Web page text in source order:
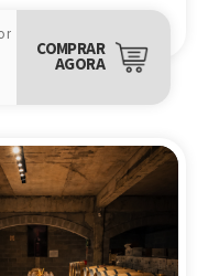
COMPRAR
AGORA